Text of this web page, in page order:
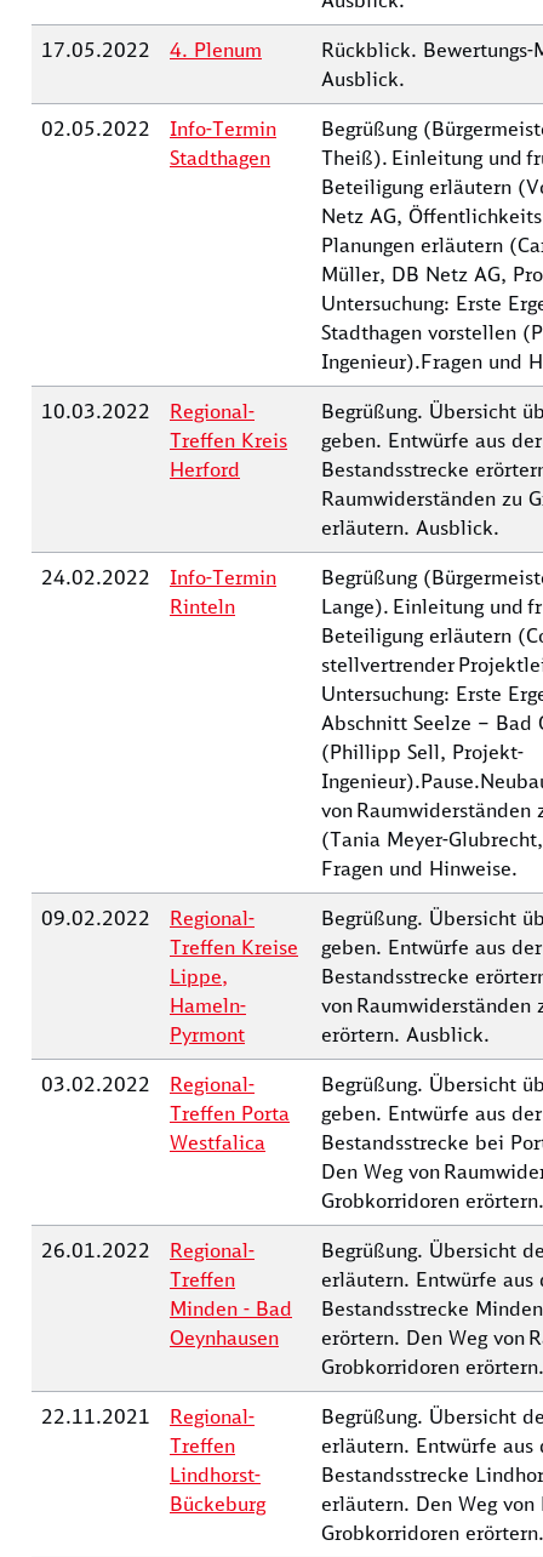
17.05.2022 4. Plenum
Rückblick.
Ausblick.
02.05.2022
Info-Termin
Stadthagen
Begrüßung
Theiß). Einleitung und
Beteiligung erläutern
Netz AG,
Planungen erläutern
Müller, DB Netz AG,
Untersuchung: Erste
Stadthagen vorstellen
Ingenieur).Fragen und
10.03.2022
Regional-
Treffen Kreis
Herford
Begrüßung. Übersicht
geben. Entwürfe aus
Bestandsstrecke
Raumwiderständen zu
erläutern. Ausblick.
24.02.2022
Info-Termin
Rinteln
Begrüßung
Lange). Einleitung und
Beteiligung erläutern
stellvertrender
Untersuchung: Erste
Abschnitt Seelze – Bad
(Phillipp Sell, Projekt-
von Raumwiderständen
(Tania Meyer-
Fragen und Hinweise.
09.02.2022
Regional-
Treffen Kreise
Lippe,
Hameln-
Pyrmont
Begrüßung. Übersicht
geben. Entwürfe aus
Bestandsstrecke
von Raumwiderständen
erörtern. Ausblick.
03.02.2022
Regional-
Treffen Porta
Westfalica
Begrüßung. Übersicht
geben. Entwürfe aus
Bestandsstrecke bei
Den Weg von
Grobkorridoren
26.01.2022
Regional-
Treffen
Minden - Bad
Oeynhausen
Begrüßung. Übersicht
erläutern. Entwürfe aus
Bestandsstrecke
erörtern. Den Weg von
Grobkorridoren
22.11.2021
Regional-
Treffen
Lindhorst-
Bückeburg
Begrüßung. Übersicht
erläutern. Entwürfe aus
Bestandsstrecke
erläutern. Den Weg
Grobkorridoren